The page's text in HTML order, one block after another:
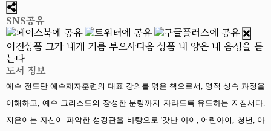
SNS공유
이전상품 그가 내게 기름 부으사다음 상품 내 양은 내 음성을 듣
는다
도서 정보
예수 전도단 예수제자훈련의 대표 강의를 엮은 책으로서, 영적 성숙 과정을
이해하고, 예수 그리스도의 장성한 분량까지 자라도록 유도하는 지침서다.
지은이는 자신이 파악한 성경관을 바탕으로 '갓난 아이, 어린아이, 청년, 아